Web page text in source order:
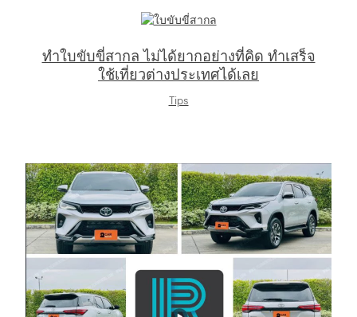
ทำใบขับขี่สากล ไม่ได้ยากอย่างที่คิด ทำเสร็จ
ใช้เที่ยวต่างประเทศได้เลย
Tips